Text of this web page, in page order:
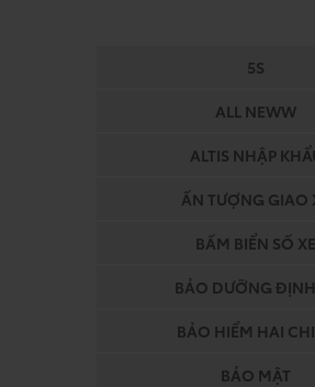
5S
ALL NEWW
ALTIS NHẬP
ẤN TƯỢNG GIAO
BẤM BIỂN SỐ XE
BẢO DƯỠNG
BẢO HIỂM HAI
BẢO MẬT